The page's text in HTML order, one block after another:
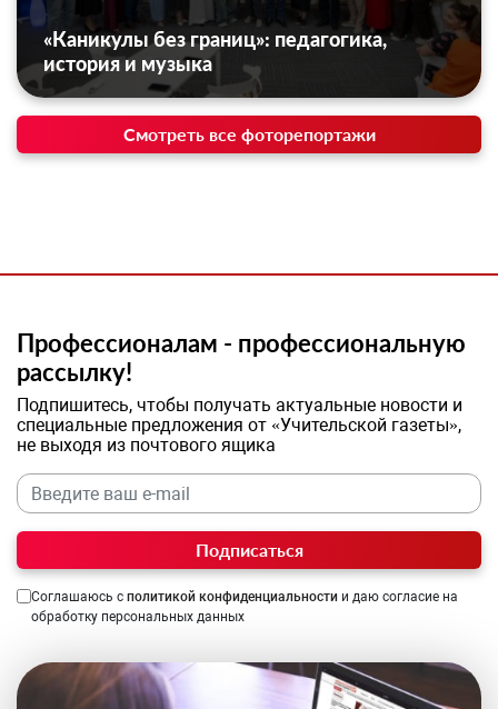
«Каникулы без границ»: педагогика,
история и музыка
Смотреть все фоторепортажи
Профессионалам - профессиональную
рассылку!
Подпишитесь, чтобы получать актуальные новости и
специальные предложения от «Учительской газеты»,
не выходя из почтового ящика
Подписаться
Соглашаюсь с политикой конфиденциальности и даю согласие на
обработку персональных данных